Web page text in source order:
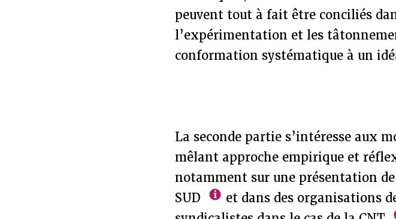
peuvent tout à fait être conciliés
l’expérimentation et les
conformation systématique à un
La seconde partie s’intéresse aux
mêlant approche empirique et
notamment sur une présentation
SUD
et dans des organisations